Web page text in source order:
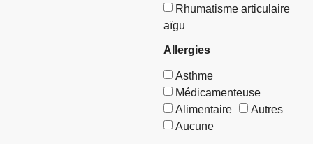
Rhumatisme articulaire
aïgu
Allergies
Asthme
Médicamenteuse
Alimentaire
Autres
Aucune